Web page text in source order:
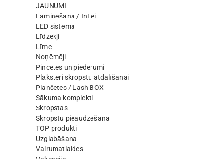
JAUNUMI
Laminēšana / InLei
LED sistēma
Līdzekļi
Līme
Noņēmēji
Pincetes un piederumi
Plāksteri skropstu atdalīšanai
Planšetes / Lash BOX
Sākuma komplekti
Skropstas
Skropstu pieaudzēšana
TOP produkti
Uzglabāšana
Vairumatlaides